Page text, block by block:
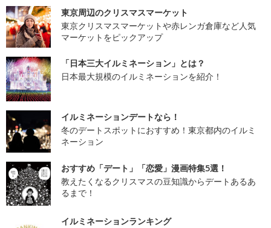
東京周辺のクリスマスマーケット
東京クリスマスマーケットや赤レンガ倉庫など人気
マーケットをピックアップ
「日本三大イルミネーション」とは？
日本最大規模のイルミネーションを紹介！
イルミネーションデートなら！
冬のデートスポットにおすすめ！東京都内のイルミ
ネーション
おすすめ「デート」「恋愛」漫画特集5選！
教えたくなるクリスマスの豆知識からデートあるあ
るまで！
イルミネーションランキング